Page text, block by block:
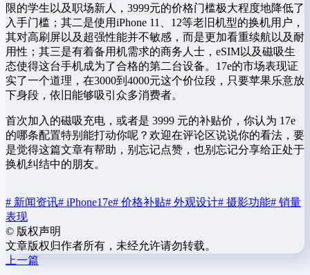
限的学生以及职场新人，3999元的价格门槛极大程度地降低了
入手门槛；其二是使用iPhone 11、12等老旧机型的换机用户，
其对高刷屏以及超强性能并不敏感，而是更加看重续航以及耐
用性；其三是有着备用机需求的商务人士，eSIM以及磁吸生
态使得这台手机成为了合格的第二台设备。17e的市场表现证
实了一个道理，在3000到4000元这个价位段，只要苹果乐意放
下身段，依旧能够吸引众多消费者。
首次加入的磁吸充电，或者是 3999 元的补贴价，你认为 17e
的哪条配置特别能打动你呢？欢迎在评论区说说你的看法，要
是觉得这篇文章有帮助，别忘记点赞，也别忘记分享给正处于
换机纠结中的朋友。
# 新闻资讯# iPhone17e# 价格补贴# 外观设计# 摄影功能# 销量
表现
© 版权声明
文章版权归作者所有，未经允许请勿转载。
上一篇